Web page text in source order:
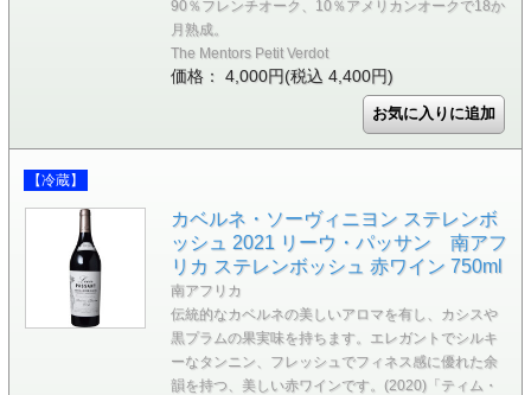
90％フレンチオーク、10％アメリカンオークで18か
月熟成。
The Mentors Petit Verdot
価格： 4,000円(税込 4,400円)
【冷蔵】
カベルネ・ソーヴィニヨン ステレンボ
ッシュ 2021 リーウ・パッサン 南アフ
リカ ステレンボッシュ 赤ワイン 750ml
南アフリカ
伝統的なカベルネの美しいアロマを有し、カシスや
黒プラムの果実味を持ちます。エレガントでシルキ
ーなタンニン、フレッシュでフィネス感に優れた余
韻を持つ、美しい赤ワインです。(2020)「ティム・